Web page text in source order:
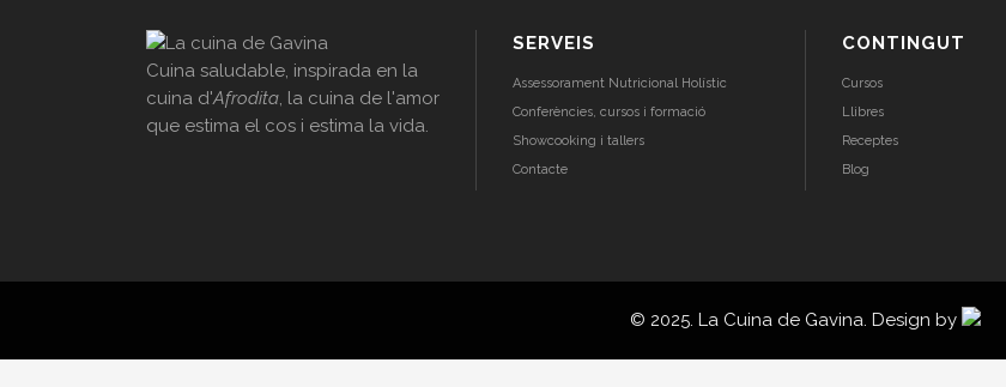
Cuina saludable, inspirada en la
cuina d'Afrodita, la cuina de l'amor
que estima el cos i estima la vida.
SERVEIS
Assessorament Nutricional Holístic
Conferències, cursos i formació
Showcooking i tallers
Contacte
CONTINGUT
Cursos
Llibres
Receptes
Blog
© 2025. La Cuina de Gavina. Design by